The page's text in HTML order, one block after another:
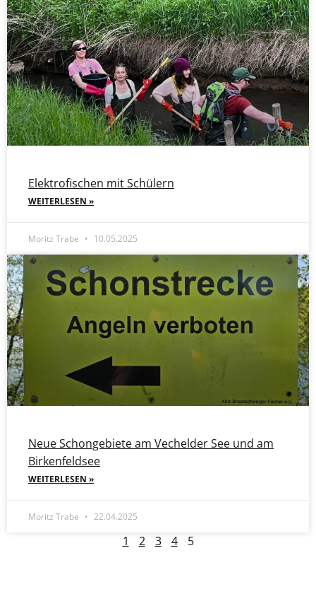
Elektrofischen mit Schülern
WEITERLESEN »
Moritz Trabe 10.05.2025
Neue Schongebiete am Vechelder See und am
Birkenfeldsee
WEITERLESEN »
Moritz Trabe 22.04.2025
1 2 3 4 5